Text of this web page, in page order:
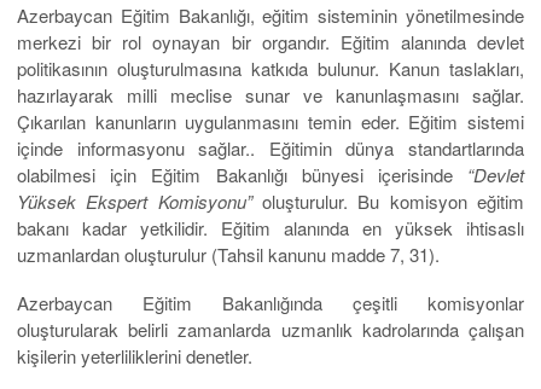
Azerbaycan Eğitim Bakanlığı, eğitim sisteminin yönetilmesinde
merkezi bir rol oynayan bir organdır. Eğitim alanında devlet
politikasının oluşturulmasına katkıda bulunur. Kanun taslakları,
hazırlayarak milli meclise sunar ve kanunlaşmasını sağlar.
Çıkarılan kanunların uygulanmasını temin eder. Eğitim sistemi
içinde informasyonu sağlar.. Eğitimin dünya standartlarında
olabilmesi için Eğitim Bakanlığı bünyesi içerisinde “Devlet
Yüksek Ekspert Komisyonu” oluşturulur. Bu komisyon eğitim
bakanı kadar yetkilidir. Eğitim alanında en yüksek ihtisaslı
uzmanlardan oluşturulur (Tahsil kanunu madde 7, 31).
Azerbaycan Eğitim Bakanlığında çeşitli komisyonlar
oluşturularak belirli zamanlarda uzmanlık kadrolarında çalışan
kişilerin yeterliliklerini denetler.